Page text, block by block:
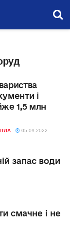
і
1,5 млн
05.09.2022
запас води
смачне і не